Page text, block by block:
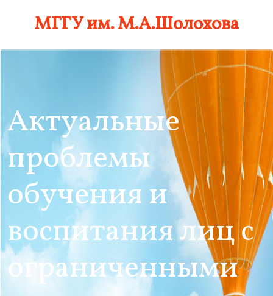
МГГУ им. М.А.Шолохова
Актуальные
проблемы
обучения и
воспитания лиц с
ограниченными